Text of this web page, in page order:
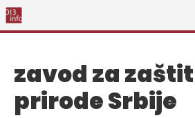
zavod za
prirode Srbije